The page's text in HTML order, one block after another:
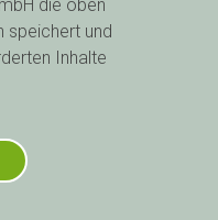
die oben
speichert und
Inhalte